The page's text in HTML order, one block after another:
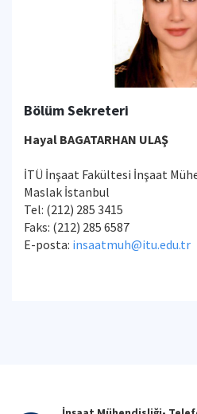
Bölüm Sekreteri
Hayal BAGATARHAN ULAŞ
İTÜ İnşaat Fakültesi İnşaat
Maslak İstanbul
Tel: (212) 285 3415
Faks: (212) 285 6587
E-posta: insaatmuh@itu.edu.tr